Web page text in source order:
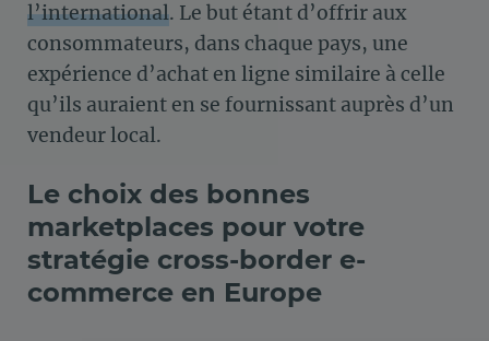
l’international. Le but étant d’offrir aux
consommateurs, dans chaque pays, une
expérience d’achat en ligne similaire à celle
qu’ils auraient en se fournissant auprès d’un
vendeur local.
Le choix des bonnes
marketplaces pour votre
stratégie cross-border e-
commerce en Europe